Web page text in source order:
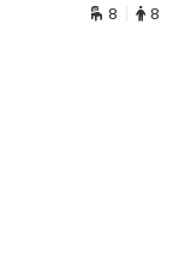
8 8